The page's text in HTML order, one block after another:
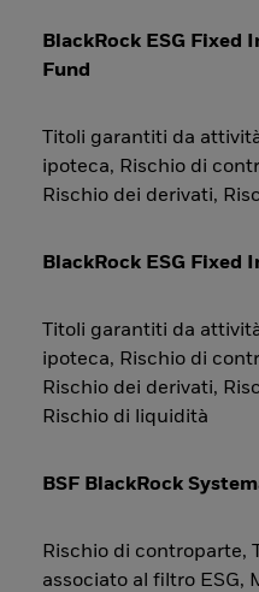
BlackRock ESG Fixed
Fund
Titoli garantiti da
ipoteca, Rischio di
Rischio dei derivati,
BlackRock ESG Fixed
Titoli garantiti da
ipoteca, Rischio di
Rischio dei derivati,
Rischio di liquidità
BSF BlackRock
Rischio di controparte,
associato al filtro ESG,